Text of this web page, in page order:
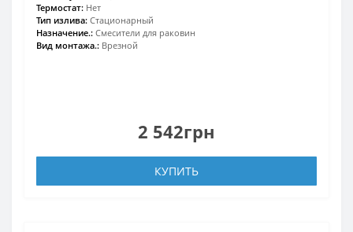
Термостат: Нет
Тип излива: Стационарный
Назначение.: Смесители для раковин
Вид монтажа.: Врезной
2 542грн
КУПИТЬ